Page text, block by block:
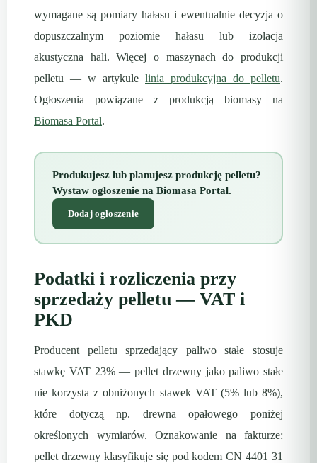
wymagane są pomiary hałasu i ewentualnie decyzja o
dopuszczalnym poziomie hałasu lub izolacja
akustyczna hali. Więcej o maszynach do produkcji
pelletu — w artykule linia produkcyjna do pelletu.
Ogłoszenia powiązane z produkcją biomasy na
Biomasa Portal.
Produkujesz lub planujesz produkcję pelletu?
Wystaw ogłoszenie na Biomasa Portal.
Dodaj ogłoszenie
Podatki i rozliczenia przy
sprzedaży pelletu — VAT i
PKD
Producent pelletu sprzedający paliwo stałe stosuje
stawkę VAT 23% — pellet drzewny jako paliwo stałe
nie korzysta z obniżonych stawek VAT (5% lub 8%),
które dotyczą np. drewna opałowego poniżej
określonych wymiarów. Oznakowanie na fakturze:
pellet drzewny klasyfikuje się pod kodem CN 4401 31